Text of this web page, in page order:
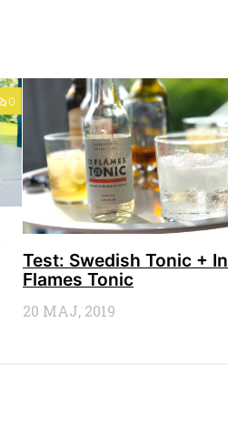
0
Test: Swedish Tonic + In
Flames Tonic
20 MAJ, 2019